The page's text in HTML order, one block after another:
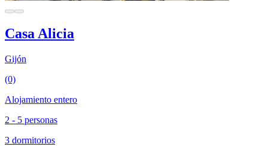
Casa Alicia
Gijón
(0)
Alojamiento entero
2 - 5 personas
3 dormitorios